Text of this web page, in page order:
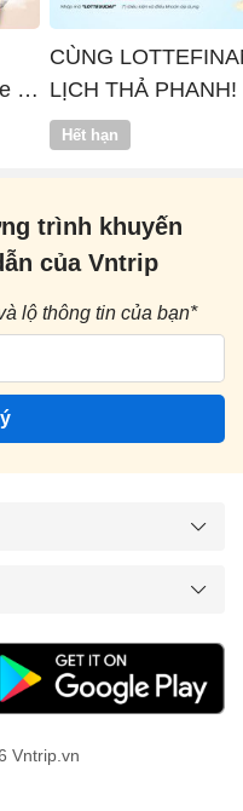
x
CÙNG
LỊCH THẢ PHANH!
Hết hạn
trình khuyến
của Vntrip
lộ thông tin của bạn*
Vntrip.vn